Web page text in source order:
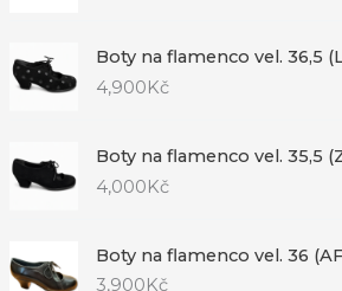
Boty na flamenco vel. 36,5
4,900Kč
Boty na flamenco vel. 35,5
4,000Kč
Boty na flamenco vel. 36
3,900 Kč